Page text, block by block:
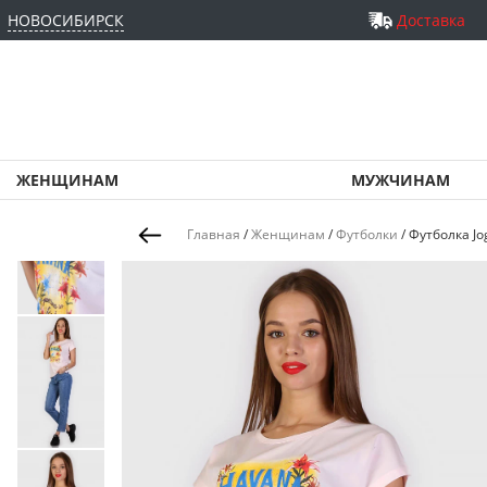
НОВОСИБИРСК Доставка
ЖЕНЩИНАМ МУЖЧИНАМ
Главная /Женщинам /Футболки /Футболка